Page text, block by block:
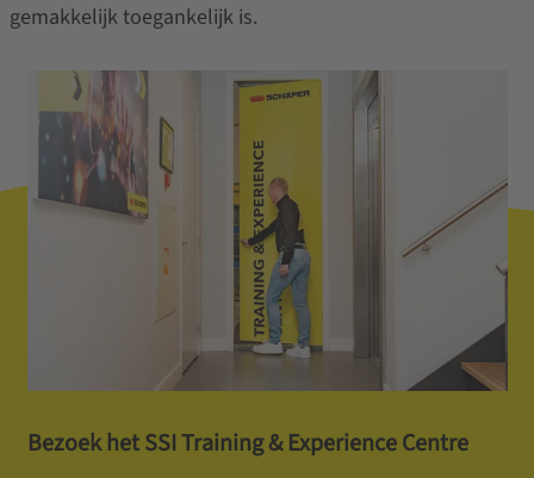
gemakkelijk toegankelijk is.
Bezoek het SSI Training & Experience Centre